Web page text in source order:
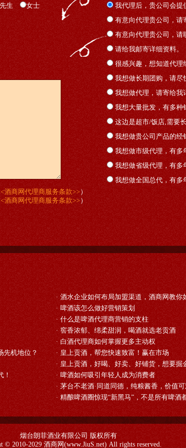
先生 女士 我代理后，贵公司会提
有意向代理贵公司，请
有意向代理贵公司，请
请给我邮寄详细资料。
很感兴趣，想知道代理
我想做长期团购，请尽
我想做代理，请寄给我
我想大量批发，有多种
这边是超市/饭店,需要
我想做贵公司产品的经
我想做市级代理，有多
我想做省级代理，有多
我想做全国总代，有多
酒商网代理商服务条款>>）
酒商网代理商服务条款>> ）
· 酒水企业如何布局加盟渠道，酒商网教你
· 啤酒该怎么做好营销策划
· 什么是啤酒代理商营销的支柱
· 窖香浓郁、绵柔甜润，喝酒就选老贡酒
· 白酒代理商如何掌握更多主动权
先机地位？ · 皇上贡酒，帮您快速致富！赢在市场
· 皇上贡酒，好喝、好卖、好铺货，想要掘
· 啤酒如何吸引年轻人成为消费者
· 茅台不老酒·同道同德，纯粮酱香，价值
· 精酿啤酒圈惊现“新黑马”，不是所有啤酒
烟台朗菲酒业有限公司 版权所有
© 2010-2029 酒商网 (www.JiuS.net) All rights reserved.